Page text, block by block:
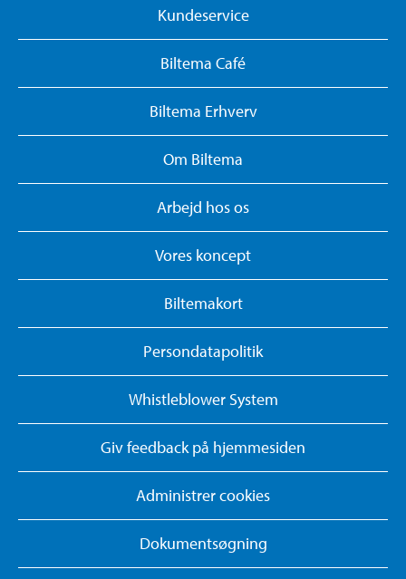
Kundeservice
Biltema Café
Biltema Erhverv
Om Biltema
Arbejd hos os
Vores koncept
Biltemakort
Persondatapolitik
Whistleblower System
Giv feedback på hjemmesiden
Administrer cookies
Dokumentsøgning